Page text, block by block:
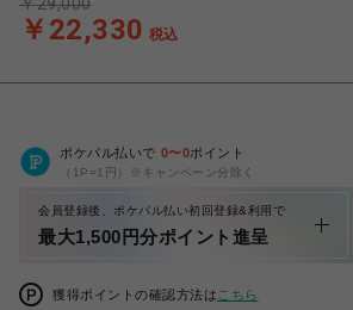
￥22,330 税込
ポケパル払いで 0〜0ポイント
（1P=1円）※キャンペーン分除く
会員登録後、ポケパル払い初回登録&利用で
最大1,500円分ポイント進呈
獲得ポイントの確認方法は こちら